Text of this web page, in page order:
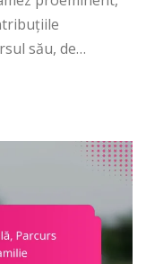
său, de…